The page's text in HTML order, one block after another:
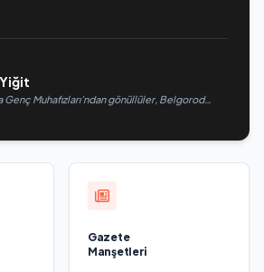
Genç Muhafızları’ndan gönüllüler, Belgorod
Gazete
Manşetleri